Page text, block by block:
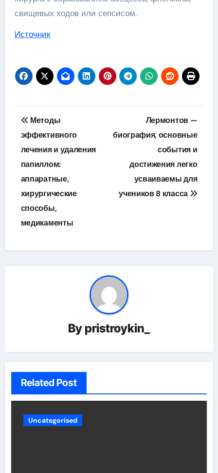
свищевых ходов или сепсисом.
Источник
Навигация
по
записям
Методы
эффективного
лечения и удаления
папиллом:
аппаратные,
хирургические
способы,
медикаменты
Лермонтов —
биография, основные
события и
достижения легко
усваиваемы для
учеников 8 класса
By pristroykin_
Related Post
Uncategorised